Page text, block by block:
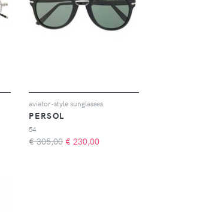
aviator-style sunglasses
PERSOL
54
€ 305,00 € 230,00